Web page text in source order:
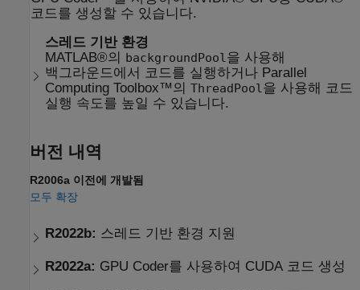
코드를 생성할 수 있습니다.
스레드 기반 환경
MATLAB®의
backgroundPool 을 사용해
백그라운드에서 코드를 실행하거나 Parallel
Computing Toolbox™의ThreadPool 을 사용해 코드
실행 속도를 높일 수 있습니다.
버전 내역
R2006a 이전에 개발됨
모두 확장
R2022b: 스레드 기반 환경 지원
R2022a: GPU Coder를 사용하여 CUDA 코드 생성